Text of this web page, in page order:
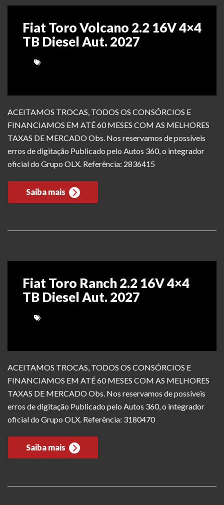
Fiat Toro Volcano 2.2 16V 4×4
TB Diesel Aut. 2027
ACEITAMOS TROCAS, TODOS OS CONSÓRCIOS E
FINANCIAMOS EM ATÉ 60 MESES COM AS MELHORES
TAXAS DE MERCADO Obs. Nos reservamos de possíveis
erros de digitação Publicado pelo Autos 360, o integrador
oficial do Grupo OLX. Referência: 2836415
Saiba mais
Fiat Toro Ranch 2.2 16V 4×4
TB Diesel Aut. 2027
ACEITAMOS TROCAS, TODOS OS CONSÓRCIOS E
FINANCIAMOS EM ATÉ 60 MESES COM AS MELHORES
TAXAS DE MERCADO Obs. Nos reservamos de possíveis
erros de digitação Publicado pelo Autos 360, o integrador
oficial do Grupo OLX. Referência: 3180470
Saiba mais